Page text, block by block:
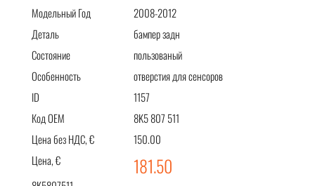
Модельный Год
2008-2012
Деталь
бампер задн
Состояние
пользованый
Особенность
отверстия для сенсоров
ID
1157
Код OEM
8K5 807 511
Цена без НДС, €
150.00
Цена, €
181.50